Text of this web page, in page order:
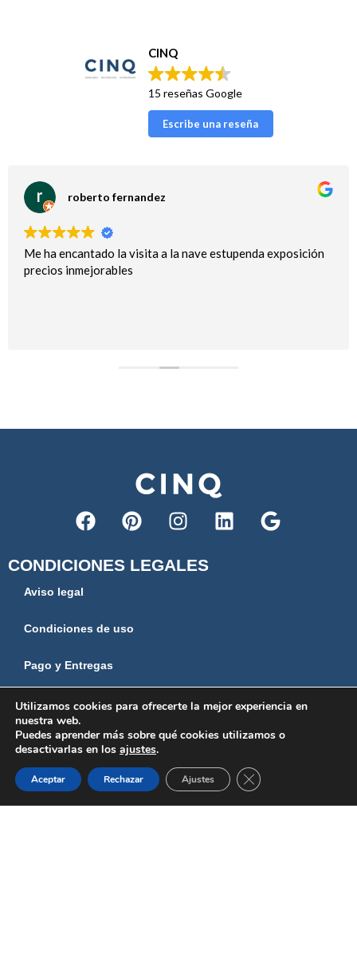
CINQ
15 reseñas Google
Escribe una reseña
roberto fernandez
Me ha encantado la visita a la nave estupenda exposición
precios inmejorables
CONDICIONES LEGALES
Aviso legal
Condiciones de uso
Pago y Entregas
Política de Privacidad
Política de Cookies
NUESTRA EMPRESA
Tienda de mobiliario para hostelería en Sevilla
Utilizamos cookies para ofrecerte la mejor experiencia en
nuestra web.
Puedes aprender más sobre qué cookies utilizamos o
desactivarlas en los ajustes.
Aceptar Rechazar Ajustes Cerrar el banner de
ShopWishlistCart
Mi cuenta